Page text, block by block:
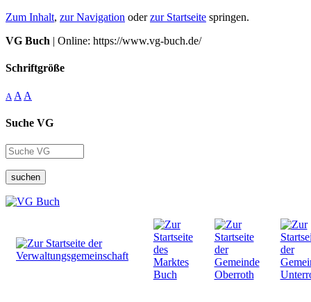
Zum Inhalt, zur Navigation oderzur Startseite springen.
VG Buch | Online: https://www.vg-buch.de/
Schriftgröße
A A A
Suche VG
suchen